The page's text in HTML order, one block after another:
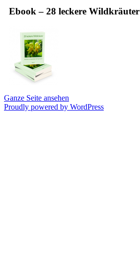
Ebook – 28 leckere Wildkräuter
Ganze Seite ansehen
Proudly powered by WordPress